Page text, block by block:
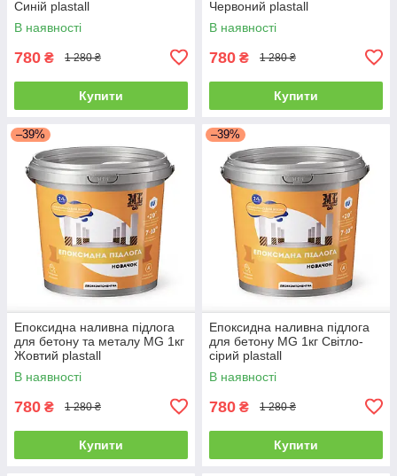
Синій plastall
В наявності
780 ₴ 1 280 ₴
Купити
Червоний plastall
В наявності
780 ₴ 1 280 ₴
Купити
–39%
Епоксидна наливна підлога
для бетону та металу MG 1кг
Жовтий plastall
В наявності
780 ₴ 1 280 ₴
Купити
–39%
Епоксидна наливна підлога
для бетону MG 1кг Світло-
сірий plastall
В наявності
780 ₴ 1 280 ₴
Купити